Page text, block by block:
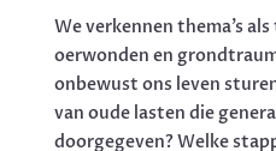
We verkennen thema’s
oerwonden en
onbewust ons leven
van oude lasten die
doorgegeven? Welke